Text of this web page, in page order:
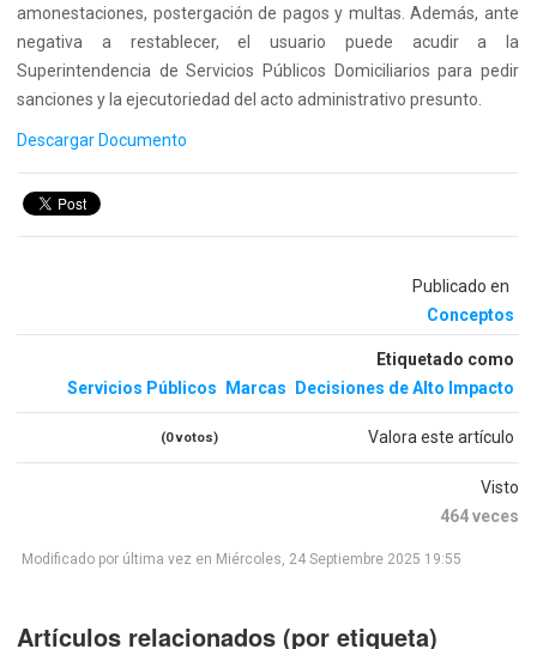
Publicado en
Conceptos
Etiquetado como
Servicios Públicos
Marcas Decisiones de Alto Impacto
Valora este artículo
(0 votos)
Visto
464 veces
amonestaciones, postergación de pagos y multas. Además, ante
negativa a restablecer, el usuario puede acudir a la
Superintendencia de Servicios Públicos Domiciliarios para pedir
sanciones y la ejecutoriedad del acto administrativo presunto.
Descargar Documento
Modificado por última vez en Miércoles, 24 Septiembre 2025 19:55
Artículos relacionados (por etiqueta)